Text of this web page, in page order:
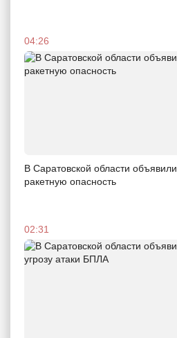
04:26
В Саратовской области объявили
ракетную опасность
02:31